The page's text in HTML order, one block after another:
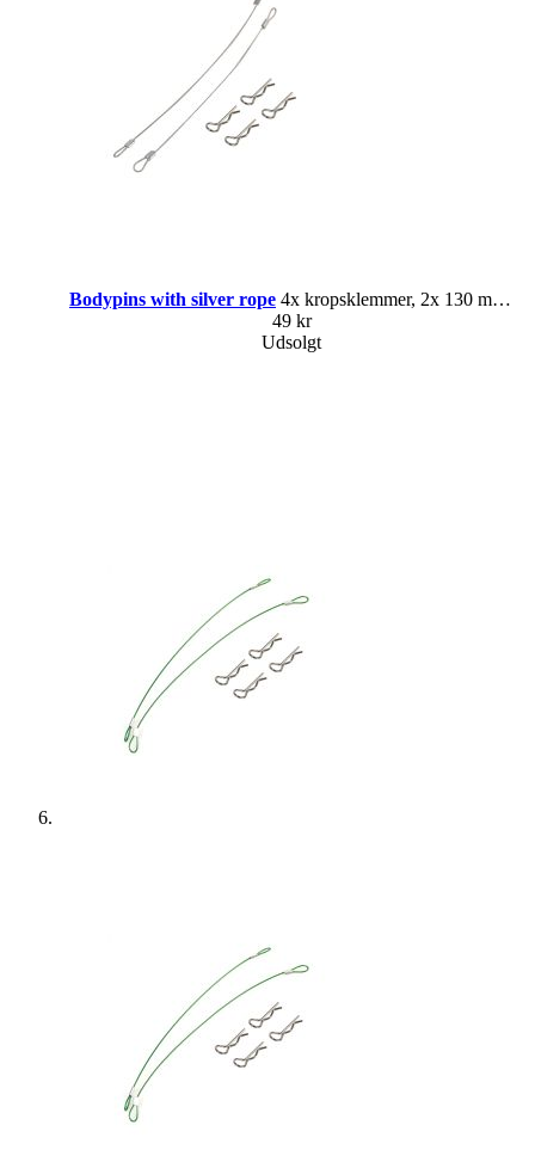
Bodypins with silver rope 4x kropsklemmer, 2x 130 mm reb
49 kr
Udsolgt